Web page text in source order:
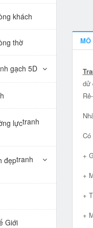
MÔ
dử
+
+
+
+
khách
thờ
gạch 5D
tranh
tranh
Giới